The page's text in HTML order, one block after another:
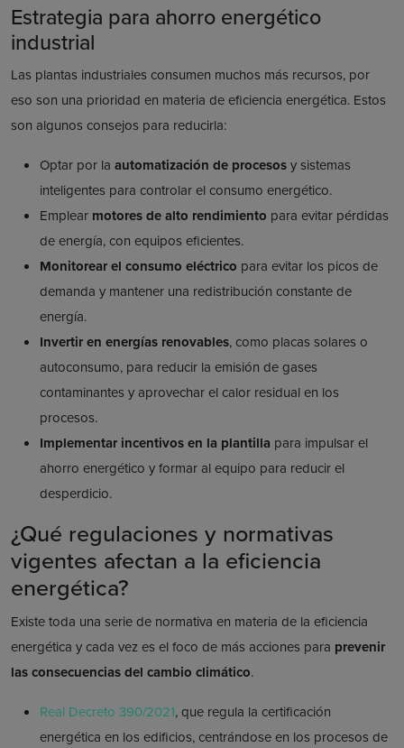
Estrategia para ahorro energético
industrial
Las plantas industriales consumen muchos más recursos, por
eso son una prioridad en materia de eficiencia energética. Estos
son algunos consejos para reducirla:
Optar por la automatización de procesosy sistemas
inteligentes para controlar el consumo energético.
Emplear motores de alto rendimiento para evitar pérdidas
de energía, con equipos eficientes.
Monitorear el consumo eléctrico para evitar los picos de
demanda y mantener una redistribución constante de
energía.
Invertir en energías renovables, como placas solares o
autoconsumo, para reducir la emisión de gases
contaminantes y aprovechar el calor residual en los
procesos.
Implementar incentivos en la plantilla para impulsar el
ahorro energético y formar al equipo para reducir el
desperdicio.
¿Qué regulaciones y normativas
vigentes afectan a la eficiencia
energética?
Existe toda una serie de normativa en materia de la eficiencia
energética y cada vez es el foco de más acciones para prevenir
las consecuencias del cambio climático.
Real Decreto 390/2021, que regula la certificación
energética en los edificios, centrándose en los procesos de